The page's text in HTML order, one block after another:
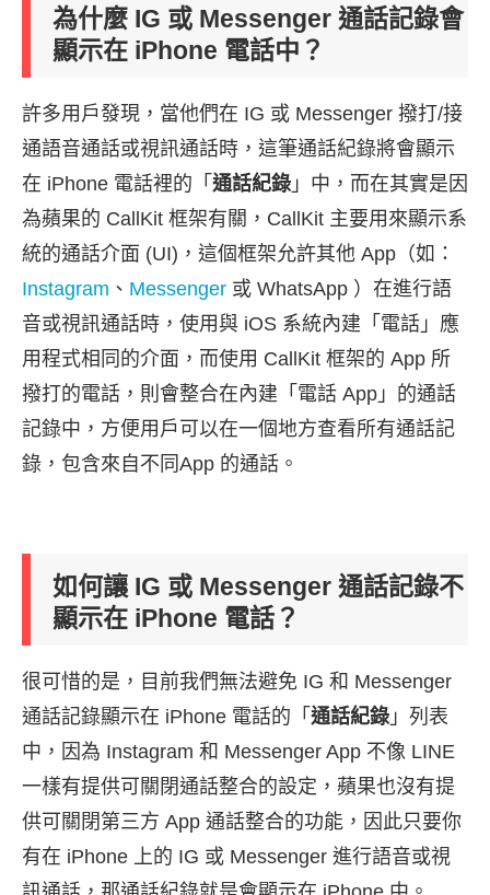
為什麼 IG 或 Messenger 通話記錄會
顯示在 iPhone 電話中？
許多用戶發現，當他們在 IG 或 Messenger 撥打/接
通語音通話或視訊通話時，這筆通話紀錄將會顯示
在 iPhone 電話裡的「 通話紀錄 」中，而在其實是因
為蘋果的 CallKit 框架有關，CallKit 主要用來顯示系
統的通話介面 (UI)，這個框架允許其他 App（如：
Instagram 、 Messenger 或 WhatsApp ）在進行語
音或視訊通話時，使用與 iOS 系統內建「電話」應
用程式相同的介面，而使用 CallKit 框架的 App 所
撥打的電話，則會整合在內建「電話 App」的通話
記錄中，方便用戶可以在一個地方查看所有通話記
錄，包含來自不同App 的通話。
如何讓 IG 或 Messenger 通話記錄不
顯示在 iPhone 電話？
很可惜的是，目前我們無法避免 IG 和 Messenger
通話記錄顯示在 iPhone 電話的「 通話紀錄 」列表
中，因為 Instagram 和 Messenger App 不像 LINE
一樣有提供可關閉通話整合的設定，蘋果也沒有提
供可關閉第三方 App 通話整合的功能，因此只要你
有在 iPhone 上的 IG 或 Messenger 進行語音或視